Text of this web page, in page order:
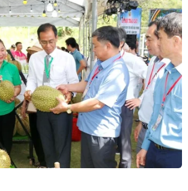
2016
cho Iran hai tổ hợp cấp trung đoàn hệ
không S-300PMU-2 trị giá hơn 1 tỷ
và hoàn tất vào tháng 9/2016.